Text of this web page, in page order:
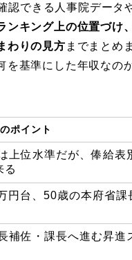
できる人事院データ
ンキング上の位置づけ
わりの見方 までまとめ
基準にした年収なの
ポイント
上位水準だが、俸給表
る
円台、50歳の本府省
補佐・課長へ進む昇進